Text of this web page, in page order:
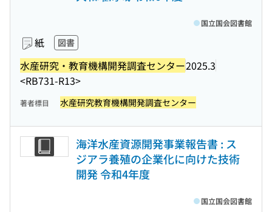
紙 図書
水産研究・教育機構開発調査センター2025.3
<RB731-R13>
国立国会図書館
著者標目 水産研究教育機構開発調査センター
海洋水産資源開発事業報告書 : ス
ジアラ養殖の企業化に向けた技術
開発 令和4年度
国立国会図書館